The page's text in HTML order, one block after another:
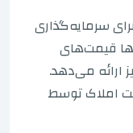
سرمایه‌گذاری
قیمت‌های
ارائه می‌دهد.
املاک توسط